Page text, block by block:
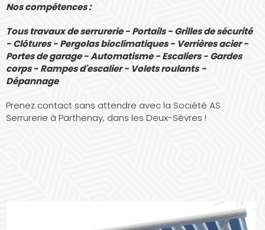
Nos compétences :
Tous travaux de serrurerie - Portails - Grilles de sécurité
- Clôtures - Pergolas bioclimatiques - Verrières acier -
Portes de garage - Automatisme - Escaliers - Gardes
corps - Rampes d'escalier - Volets roulants -
Dépannage
Prenez contact sans attendre avec la Société AS
Serrurerie à Parthenay, dans les Deux-Sèvres !